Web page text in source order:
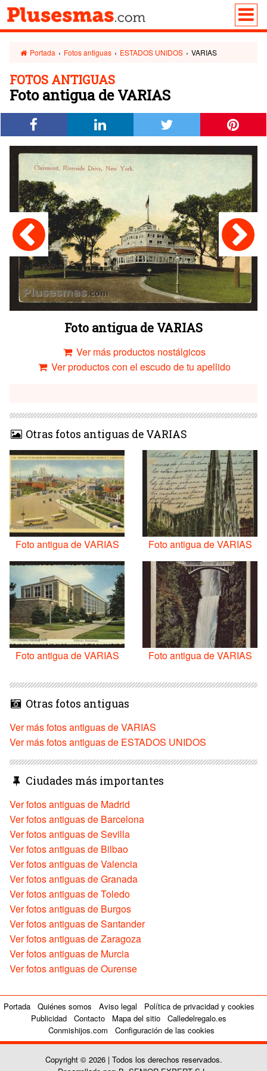
Portada › Fotos antiguas › ESTADOS UNIDOS › VARIAS
FOTOS ANTIGUAS
Foto antigua de VARIAS
Foto antigua de VARIAS
Ver más productos nostálgicos
Ver productos con el escudo de tu apellido
Otras fotos antiguas de VARIAS
Foto antigua de VARIAS Foto antigua de VARIAS
Foto antigua de VARIAS Foto antigua de VARIAS
Otras fotos antiguas
Ver más fotos antiguas de VARIAS
Ver más fotos antiguas de ESTADOS UNIDOS
Ciudades más importantes
Ver fotos antiguas de Madrid
Ver fotos antiguas de Barcelona
Ver fotos antiguas de Sevilla
Ver fotos antiguas de Bilbao
Ver fotos antiguas de Valencia
Ver fotos antiguas de Granada
Ver fotos antiguas de Toledo
Ver fotos antiguas de Burgos
Ver fotos antiguas de Santander
Ver fotos antiguas de Zaragoza
Ver fotos antiguas de Murcia
Ver fotos antiguas de Ourense
Portada Quiénes somos Aviso legal
Política de privacidad y cookies
Publicidad
Contacto Mapa del sitio
Calledelregalo.es
Conmishijos.com
Configuración de las cookies
Copyright © 2026 | Todos los derechos reservados.